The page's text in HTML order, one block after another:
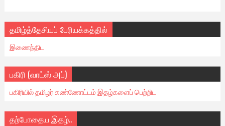
தமிழ்த்தேசியப் பேரியக்கத்தில்
இணைந்திட
பகிரி (வாட்ஸ் அப்)
பகிரியில் தமிழர் கண்ணோட்டம் இதழ்களைப் பெற்றிட
தற்போதைய இதழ்..